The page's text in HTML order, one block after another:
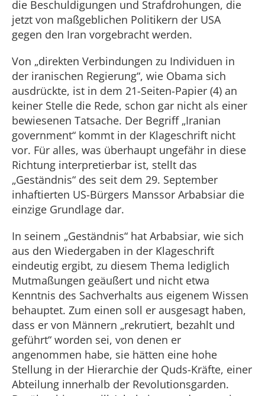
die Beschuldigungen und Strafdrohungen, die
jetzt von maßgeblichen Politikern der USA
gegen den Iran vorgebracht werden.
Von „direkten Verbindungen zu Individuen in
der iranischen Regierung“, wie Obama sich
ausdrückte, ist in dem 21-Seiten-Papier (4) an
keiner Stelle die Rede, schon gar nicht als einer
bewiesenen Tatsache. Der Begriff „Iranian
government“ kommt in der Klageschrift nicht
vor. Für alles, was überhaupt ungefähr in diese
Richtung interpretierbar ist, stellt das
„Geständnis“ des seit dem 29. September
inhaftierten US-Bürgers Manssor Arbabsiar die
einzige Grundlage dar.
In seinem „Geständnis“ hat Arbabsiar, wie sich
aus den Wiedergaben in der Klageschrift
eindeutig ergibt, zu diesem Thema lediglich
Mutmaßungen geäußert und nicht etwa
Kenntnis des Sachverhalts aus eigenem Wissen
behauptet. Zum einen soll er ausgesagt haben,
dass er von Männern „rekrutiert, bezahlt und
geführt“ worden sei, von denen er
angenommen habe, sie hätten eine hohe
Stellung in der Hierarchie der Quds-Kräfte, einer
Abteilung innerhalb der Revolutionsgarden.